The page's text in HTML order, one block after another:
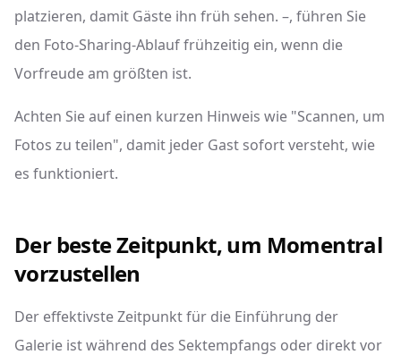
platzieren, damit Gäste ihn früh sehen. –, führen Sie
den Foto-Sharing-Ablauf frühzeitig ein, wenn die
Vorfreude am größten ist.
Achten Sie auf einen kurzen Hinweis wie "Scannen, um
Fotos zu teilen", damit jeder Gast sofort versteht, wie
es funktioniert.
Der beste Zeitpunkt, um Momentral
vorzustellen
Der effektivste Zeitpunkt für die Einführung der
Galerie ist während des Sektempfangs oder direkt vor